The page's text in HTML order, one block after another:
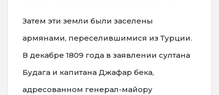
Затем эти земли были заселены
армянами, переселившимися из Турции.
В декабре 1809 года в заявлении султана
Будага и капитана Джафар бека,
адресованном генерал-майору